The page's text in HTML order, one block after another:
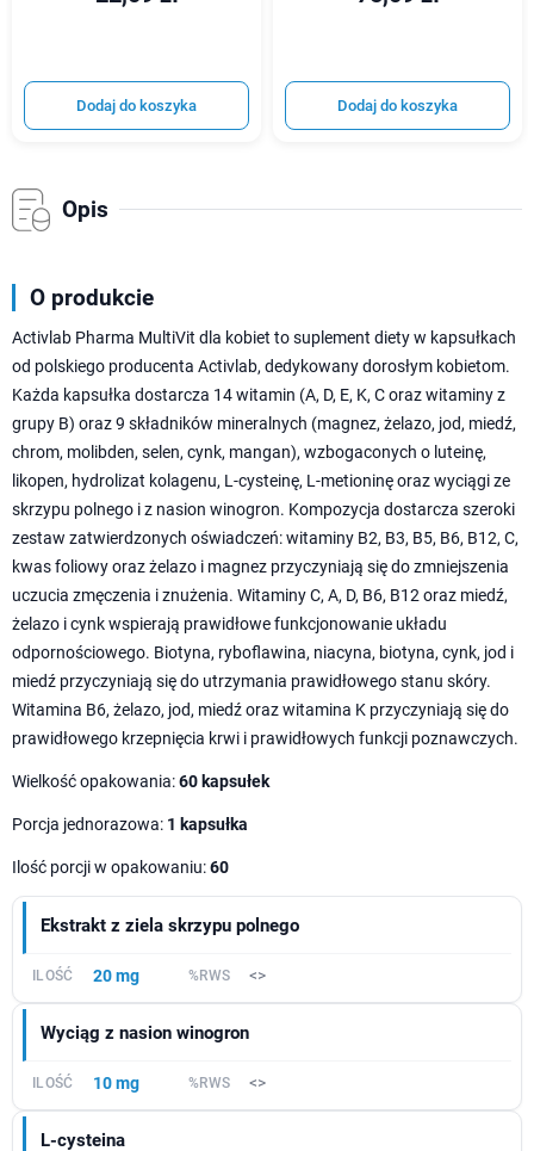
Dodaj do koszyka Dodaj do koszyka
Opis
O produkcie
Activlab Pharma MultiVit dla kobiet to suplement diety w kapsułkach
od polskiego producenta Activlab, dedykowany dorosłym kobietom.
Każda kapsułka dostarcza 14 witamin (A, D, E, K, C oraz witaminy z
grupy B) oraz 9 składników mineralnych (magnez, żelazo, jod, miedź,
chrom, molibden, selen, cynk, mangan), wzbogaconych o luteinę,
likopen, hydrolizat kolagenu, L-cysteinę, L-metioninę oraz wyciągi ze
skrzypu polnego i z nasion winogron. Kompozycja dostarcza szeroki
zestaw zatwierdzonych oświadczeń: witaminy B2, B3, B5, B6, B12, C,
kwas foliowy oraz żelazo i magnez przyczyniają się do zmniejszenia
uczucia zmęczenia i znużenia. Witaminy C, A, D, B6, B12 oraz miedź,
żelazo i cynk wspierają prawidłowe funkcjonowanie układu
odpornościowego. Biotyna, ryboflawina, niacyna, biotyna, cynk, jod i
miedź przyczyniają się do utrzymania prawidłowego stanu skóry.
Witamina B6, żelazo, jod, miedź oraz witamina K przyczyniają się do
prawidłowego krzepnięcia krwi i prawidłowych funkcji poznawczych.
Wielkość opakowania:60 kapsułek
Porcja jednorazowa: 1 kapsułka
Ilość porcji w opakowaniu:60
Ekstrakt z ziela skrzypu polnego
20 mg <>
Wyciąg z nasion winogron
10 mg <>
L-cysteina